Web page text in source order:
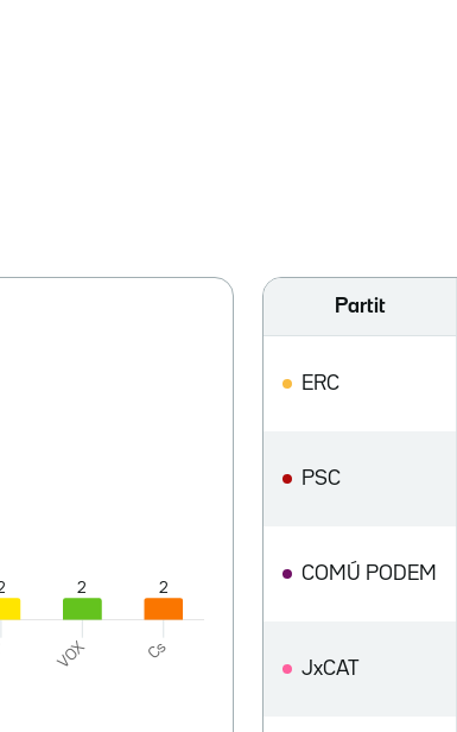
Partit
ERC
PSC
COMÚ PODEM
JxCAT